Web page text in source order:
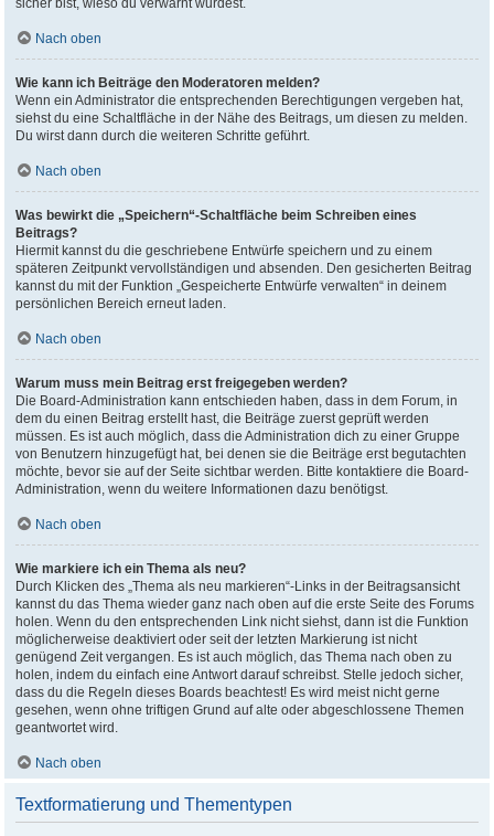
sicher bist, wieso du verwarnt wurdest.
Nach oben
Wie kann ich Beiträge den Moderatoren melden?
Wenn ein Administrator die entsprechenden Berechtigungen vergeben hat,
siehst du eine Schaltfläche in der Nähe des Beitrags, um diesen zu melden.
Du wirst dann durch die weiteren Schritte geführt.
Nach oben
Was bewirkt die „Speichern“-Schaltfläche beim Schreiben eines
Beitrags?
Hiermit kannst du die geschriebene Entwürfe speichern und zu einem
späteren Zeitpunkt vervollständigen und absenden. Den gesicherten Beitrag
kannst du mit der Funktion „Gespeicherte Entwürfe verwalten“ in deinem
persönlichen Bereich erneut laden.
Nach oben
Warum muss mein Beitrag erst freigegeben werden?
Die Board-Administration kann entschieden haben, dass in dem Forum, in
dem du einen Beitrag erstellt hast, die Beiträge zuerst geprüft werden
müssen. Es ist auch möglich, dass die Administration dich zu einer Gruppe
von Benutzern hinzugefügt hat, bei denen sie die Beiträge erst begutachten
möchte, bevor sie auf der Seite sichtbar werden. Bitte kontaktiere die Board-
Administration, wenn du weitere Informationen dazu benötigst.
Nach oben
Wie markiere ich ein Thema als neu?
Durch Klicken des „Thema als neu markieren“-Links in der Beitragsansicht
kannst du das Thema wieder ganz nach oben auf die erste Seite des Forums
holen. Wenn du den entsprechenden Link nicht siehst, dann ist die Funktion
möglicherweise deaktiviert oder seit der letzten Markierung ist nicht
genügend Zeit vergangen. Es ist auch möglich, das Thema nach oben zu
holen, indem du einfach eine Antwort darauf schreibst. Stelle jedoch sicher,
dass du die Regeln dieses Boards beachtest! Es wird meist nicht gerne
gesehen, wenn ohne triftigen Grund auf alte oder abgeschlossene Themen
geantwortet wird.
Nach oben
Textformatierung und Thementypen